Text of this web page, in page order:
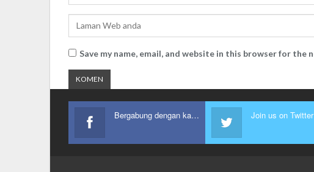
Save my name, email, and website in this browser for the
Bergabung dengan kami Join us on Twitter